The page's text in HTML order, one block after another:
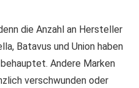
die Anzahl an Hersteller
Batavus und Union haben
Andere Marken
verschwunden oder